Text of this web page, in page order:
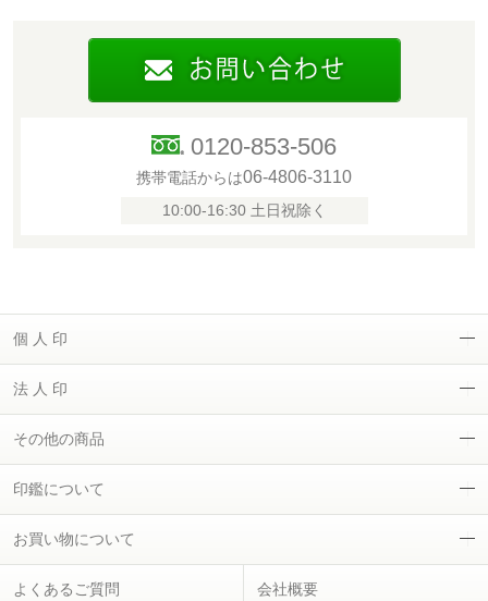
0120-853-506
携帯電話からは06-4806-3110
10:00-16:30 土日祝除く
個 人 印
法 人 印
その他の商品
印鑑について
お買い物について
よくあるご質問 会社概要